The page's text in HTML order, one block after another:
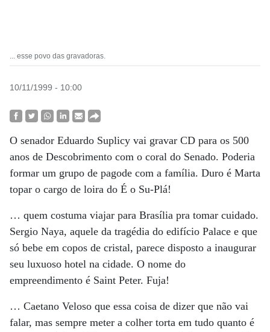
... esse povo das gravadoras.
10/11/1999 - 10:00
O senador Eduardo Suplicy vai gravar CD para os 500
anos de Descobrimento com o coral do Senado. Poderia
formar um grupo de pagode com a família. Duro é Marta
topar o cargo de loira do É o Su-Plá!
… quem costuma viajar para Brasília pra tomar cuidado.
Sergio Naya, aquele da tragédia do edifício Palace e que
só bebe em copos de cristal, parece disposto a inaugurar
seu luxuoso hotel na cidade. O nome do
empreendimento é Saint Peter. Fuja!
… Caetano Veloso que essa coisa de dizer que não vai
falar, mas sempre meter a colher torta em tudo quanto é